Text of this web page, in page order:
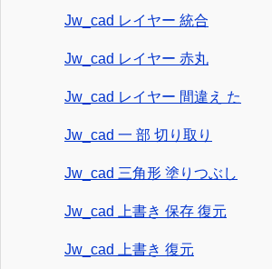
Jw_cad レイヤー 統合
Jw_cad レイヤー 赤丸
Jw_cad レイヤー 間違え た
Jw_cad 一 部 切り取り
Jw_cad 三角形 塗りつぶし
Jw_cad 上書き 保存 復元
Jw_cad 上書き 復元